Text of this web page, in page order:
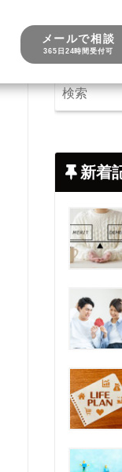
メールで相談
365日24時間受付可
新着